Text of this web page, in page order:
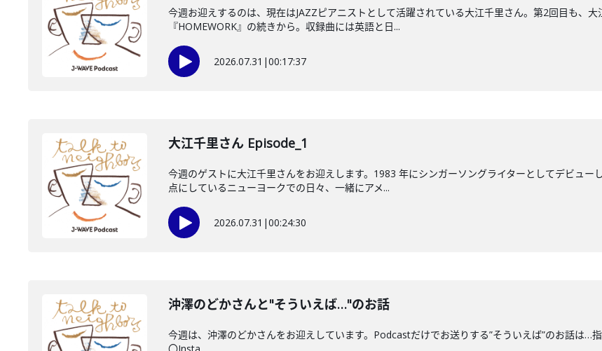
今週お迎えするのは、現在はJAZZピアニストとして活躍されている大江千里さん。第2回目も、
『HOMEWORK』の続きから。収録曲には英語と日...
2026.07.31 |00:17:37
大江千里さん Episode_1
今週のゲストに大江千里さんをお迎えします。1983 年にシンガーソングライターとしてデビュ
点にしているニューヨークでの日々、一緒にアメ...
2026.07.31 |00:24:30
沖澤のどかさんと"そういえば…"のお話
今週は、沖澤のどかさんをお迎えしています。Podcastだけでお送りする”そういえば”のお話
〇Insta...